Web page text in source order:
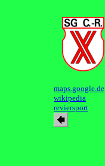
maps.google.de
wikipedia
reviersport